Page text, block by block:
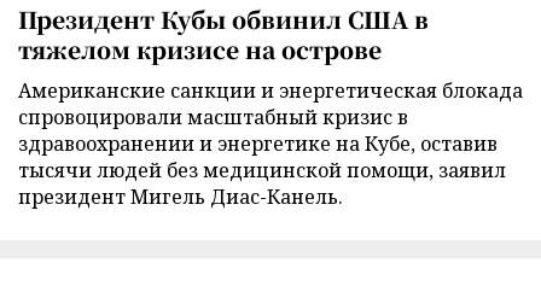
Президент Кубы обвинил США в
тяжелом кризисе на острове
Американские санкции и энергетическая блокада
спровоцировали масштабный кризис в
здравоохранении и энергетике на Кубе, оставив
тысячи людей без медицинской помощи, заявил
президент Мигель Диас-Канель.